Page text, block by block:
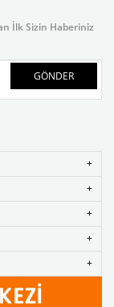
İlk Sizin Haberiniz
GÖNDER